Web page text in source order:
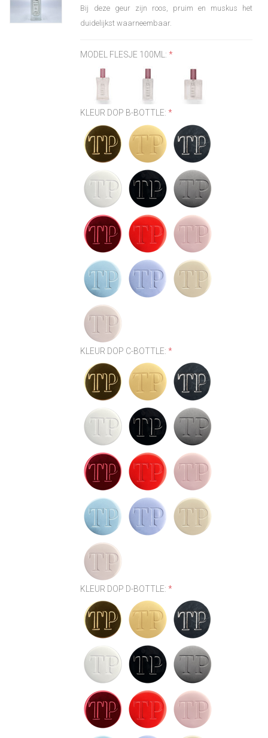
Bij deze geur zijn roos, pruim en muskus het
duidelijkst waarneembaar.
MODEL FLESJE 100ML:*
KLEUR DOP B-BOTTLE:*
KLEUR DOP C-BOTTLE:*
KLEUR DOP D-BOTTLE:*